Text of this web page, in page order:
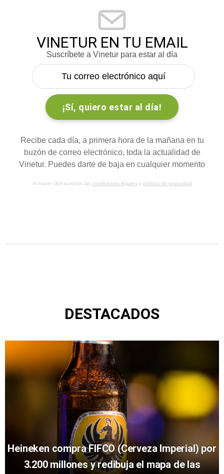
VINETUR EN TU EMAIL
Suscríbete a Vinetur para estar al día
Recibe cada día, a primera hora de la mañana en tu
buzón de correo electrónico, toda la actualidad de
Vinetur. Puedes darte de baja en cualquier momento
Al hacer click aceptas las condiciones legalesy política de privacidad
DESTACADOS
Heineken compra FIFCO (Cerveza Imperial) por
3.200 millones y redibuja el mapa de las